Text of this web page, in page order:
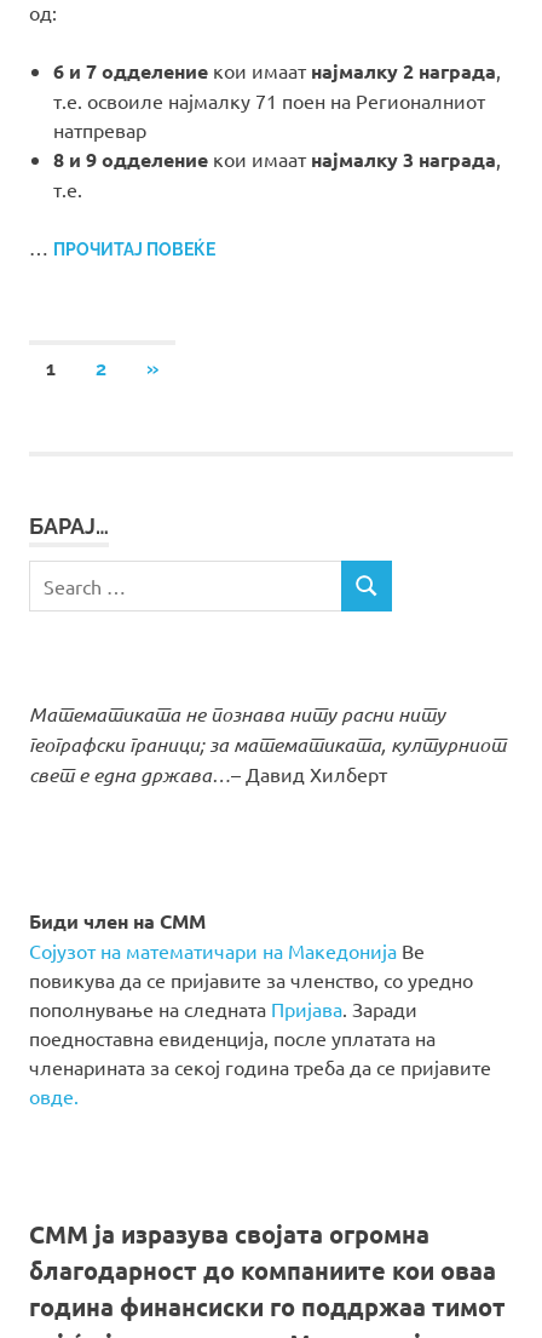
од:
6 и 7 одделение кои имаат најмалку 2 награда,
т.е. освоиле најмалку 71 поен на Регионалниот
натпревар
8 и 9 одделение кои имаат најмалку 3 награда,
т.е.
… ПРОЧИТАЈ ПОВЕЌЕ
Posts
1 2
NEXT
»
БАРАЈ…
for:
SEARCH
Математиката не познава ниту расни ниту
географски граници; за математиката, културниот
свет е една држава…– Давид Хилберт
Биди член на СММ
Сојузот на математичари на Македонија Ве
повикува да се пријавите за членство, со уредно
пополнување на следната Пријава. Заради
поедноставна евиденција, после уплатата на
членарината за секој година треба да се пријавите
овде.
СММ ја изразува својата огромна
благодарност до компаниите кои оваа
година финансиски го поддржаа тимот